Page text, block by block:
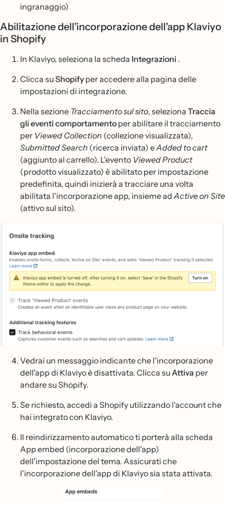
ingranaggio)
Abilitazione dell'incorporazione dell'app Klaviyo
in Shopify
In Klaviyo, seleziona la scheda Integrazioni .
Clicca suShopify per accedere alla pagina delle
impostazioni di integrazione.
Nella sezione Tracciamento sul sito, seleziona Traccia
gli eventi comportamento per abilitare il tracciamento
per Viewed Collection (collezione visualizzata),
Submitted Search (ricerca inviata) eAdded to cart
(aggiunto al carrello). L'evento Viewed Product
(prodotto visualizzato) è abilitato per impostazione
predefinita, quindi inizierà a tracciare una volta
abilitata l'incorporazione app, insieme adActive on Site
(attivo sul sito).
Vedrai un messaggio indicante che l'incorporazione
dell'app di Klaviyo è disattivata. Clicca suAttiva per
andare su Shopify.
Se richiesto, accedi a Shopify utilizzando l'account che
hai integrato con Klaviyo.
Il reindirizzamento automatico ti porterà alla scheda
App embed (incorporazione dell'app)
dell'impostazione del tema. Assicurati che
l'incorporazione dell'app di Klaviyo sia stata attivata.